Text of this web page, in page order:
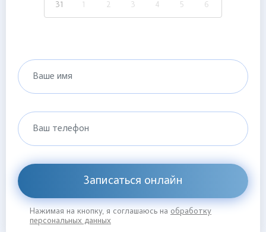
31 1 2 3 4 5 6
Ваше имя
Ваш телефон
Записаться онлайн
Нажимая на кнопку, я соглашаюсь на обработку
персональных данных